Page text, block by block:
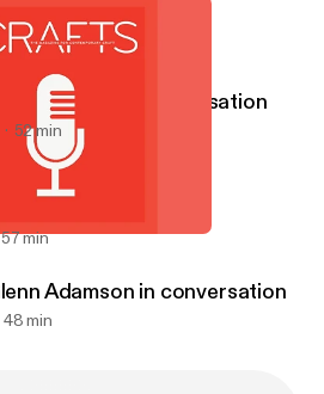
Britton in conversation
Britton in conversation
52 min
Frayling in
57 min
Adamson in conversation
48 min